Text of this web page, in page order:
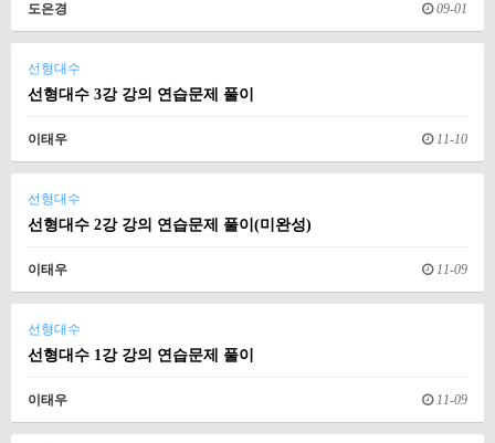
도은경 09-01
선형대수
선형대수 3강 강의 연습문제 풀이
이태우 11-10
선형대수
선형대수 2강 강의 연습문제 풀이(미완성)
이태우 11-09
선형대수
선형대수 1강 강의 연습문제 풀이
이태우 11-09